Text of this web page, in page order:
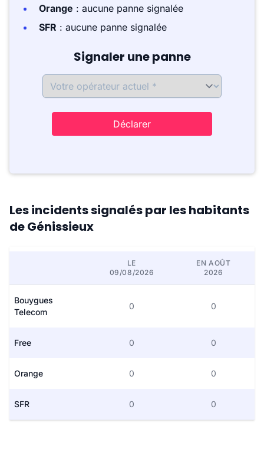
Orange : aucune panne signalée
SFR : aucune panne signalée
Signaler une panne
Déclarer
Les incidents signalés par les habitants
de Génissieux
LE
09/08/2026
EN AOÛT
2026
Bouygues
Telecom
0 0
Free 0 0
Orange 0 0
SFR 0 0